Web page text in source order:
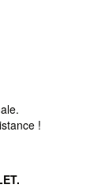
!